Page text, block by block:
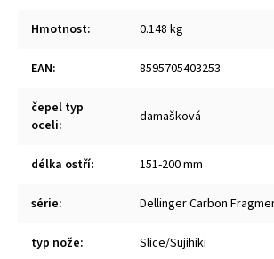
Hmotnost: 0.148 kg
EAN: 8595705403253
čepel typ
oceli: damašková
délka ostří: 151-200 mm
série: Dellinger Carbon
typ nože: Slice/Sujihiki